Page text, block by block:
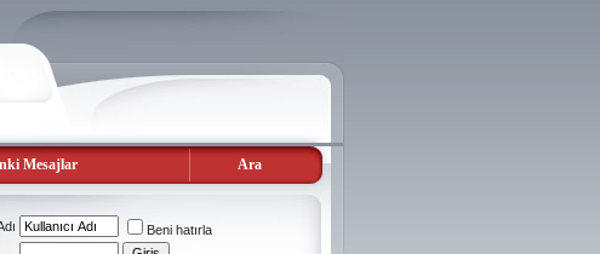
Mesajlar Ara
Beni hatırla